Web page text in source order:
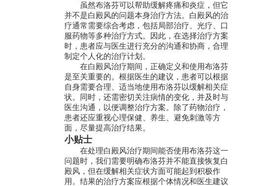
虽然布洛芬可以帮助缓解疼痛和炎症，但它
并不是白殿风的问题本身治疗方法。白殿风的治
疗通常需要综合考虑，包括局部治疗、光疗、口
服药物等多种治疗方式。因此，在选择治疗方案
时，患者应与医生进行充分的沟通和协商，合理
制定个人化的治疗计划。
在白殿风治疗期间，正确定义和使用布洛芬
是至关重要的。根据医生的建议，患者可以根据
自身需要合理、适当地使用布洛芬以缓解相关症
状。同时，还需密切关注病情的变化，并及时与
医生沟通，以便调整治疗方案。除了药物治疗，
患者还应重视心理保健、养生、避免刺激等方
面，尽量提高治疗结果。
小贴士
在处理白殿风治疗期间能否使用布洛芬这一
问题时，我们需要明确布洛芬并不能直接恢复白
殿风，但在缓解相关症状方面可能起到积极作
用。结果的治疗方案应根据个体情况和医生建议